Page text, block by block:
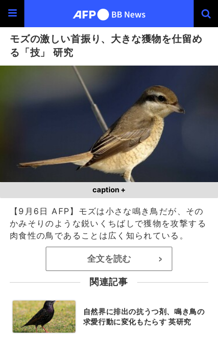
モズの激しい首振り、大きな獲物を仕留め
る「技」 研究
caption +
【9月6日 AFP】モズは小さな鳴き鳥だが、その
かみそりのような鋭いくちばしで獲物を攻撃する
肉食性の鳥であることは広く知られている。
全文を読む >
関連記事
自然界に排出の抗うつ剤、鳴き鳥の
求愛行動に変化もたらす 英研究